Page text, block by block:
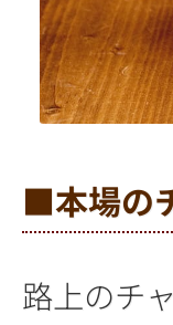
■本場の
路上のチ